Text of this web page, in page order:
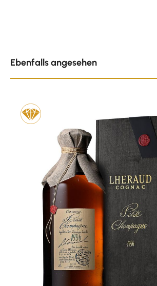
Ebenfalls angesehen